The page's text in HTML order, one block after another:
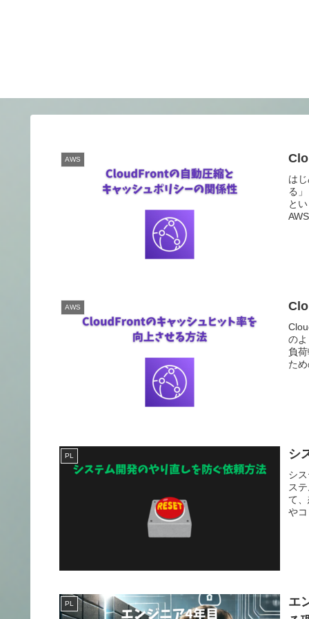
AWS
は
る
と
AWS
の
負
た
PL シ
シ
ス
て
や
PL
エ